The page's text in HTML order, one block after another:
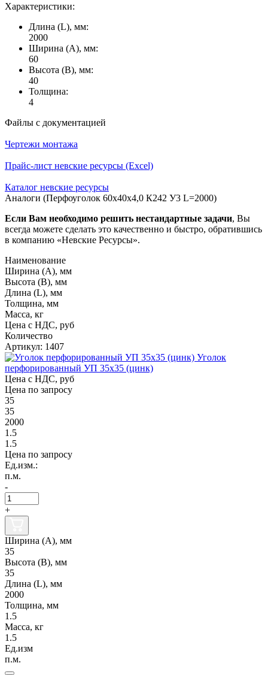
Характеристики:
Длина (L), мм:
2000
Ширина (А), мм:
60
Высота (В), мм:
40
Толщина:
4
Файлы с документацией
Чертежи монтажа
Прайс-лист невские ресурсы (Excel)
Каталог невские ресурсы
Аналоги (Перфоуголок 60х40х4,0 К242 У3 L=2000)
Если Вам необходимо решить нестандартные задачи, Вы
всегда можете сделать это качественно и быстро, обратившись
в компанию «Невские Ресурсы».
Наименование
Ширина (А), мм
Высота (В), мм
Длина (L), мм
Толщина, мм
Масса, кг
Цена с НДС, руб
Количество
Артикул: 1407
Уголок
перфорированный УП 35х35 (цинк)
Цена с НДС, руб
Цена по запросу
35
35
2000
1.5
1.5
Цена по запросу
Ед.изм.:
п.м.
-
+
Ширина (А), мм
35
Высота (В), мм
35
Длина (L), мм
2000
Толщина, мм
1.5
Масса, кг
1.5
Ед.изм
п.м.